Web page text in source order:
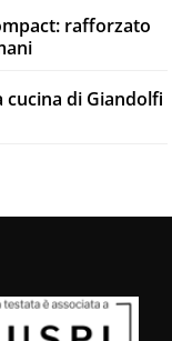
rafforzato
cucina di Giandolfi